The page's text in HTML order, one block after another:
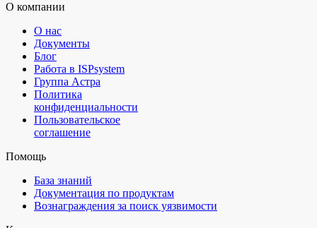
О компании
О нас
Документы
Блог
Работа в ISPsystem
Группа Астра
Политика
конфиденциальности
Пользовательское
соглашение
Помощь
База знаний
Документация по продуктам
Вознаграждения за поиск уязвимости